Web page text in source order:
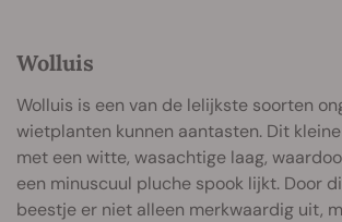
Wolluis
Wolluis is een van de lelijkste soorten
wietplanten kunnen aantasten. Dit
met een witte, wasachtige laag,
een minuscuul pluche spook lijkt. Door
beestje er niet alleen merkwaardig uit,